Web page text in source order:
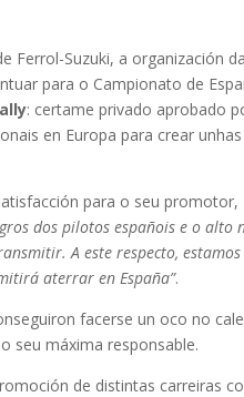
Ferrol-Suzuki, a organización
para o Campionato de
: certame privado aprobado
en Europa para crear
para o seu promotor,
dos pilotos españois e o alto
A este respecto,
aterrar en España”.
facerse un oco no
seu máxima responsable.
de distintas carreiras